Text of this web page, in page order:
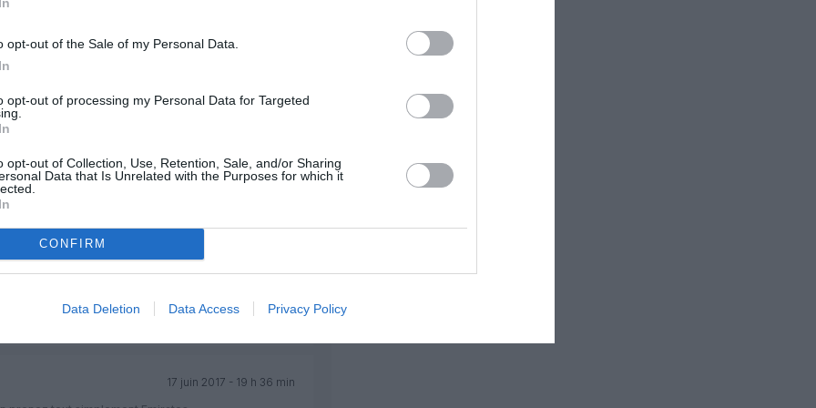
opt-out of the Sale of my Personal Data.
opt-out of processing my Personal Data for Targeted
opt-out of Collection, Use, Retention, Sale, and/or Sharing
Data that Is Unrelated with the Purposes for which it
CONFIRM
Data Deletion Data Access Privacy Policy
TwitterPinterest
17 juin 2017 - 10 h 33 min
d’AF. pourquoi ?? Pourquoi
RÉPONDRE
RÉPONDRE
17 juin 2017 - 19 h 36 min